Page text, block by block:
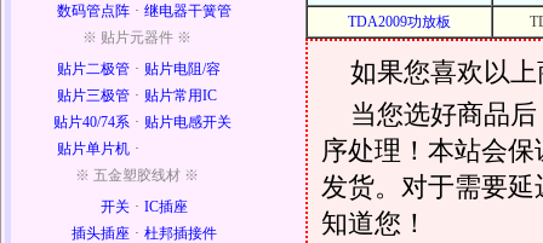
数码管点阵 · 继电器干簧管
※ 贴片元器件 ※
贴片二极管 · 贴片电阻/容
贴片三极管 · 贴片常用IC
贴片40/74系 · 贴片电感开关
贴片单片机 ·
※ 五金塑胶线材 ※
开关 · IC插座
插头插座 · 杜邦插接件
TDA2009功放板
如果您喜欢以
当您选好商品
序处理！本站会
发货。对于需要
知道您！